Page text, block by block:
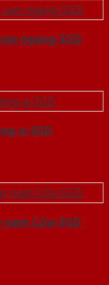
ngang-SGD
a-SGD
Cửa-SGD